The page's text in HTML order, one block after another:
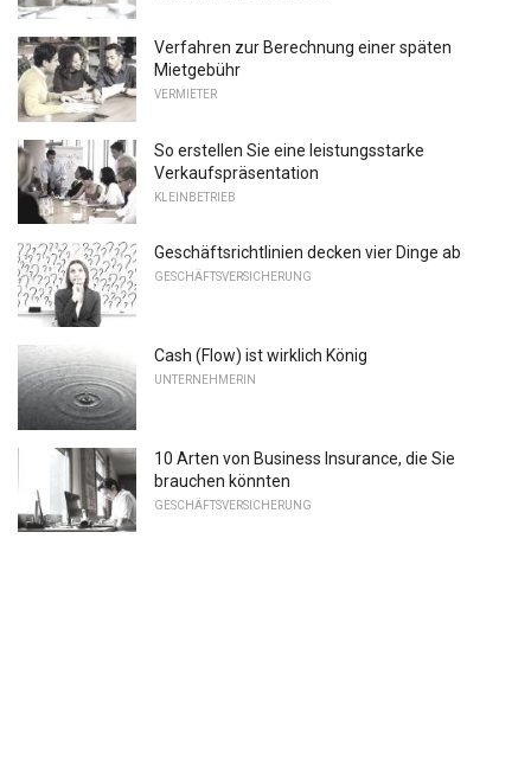
Verfahren zur Berechnung einer späten
Mietgebühr
VERMIETER
So erstellen Sie eine leistungsstarke
Verkaufspräsentation
KLEINBETRIEB
Geschäftsrichtlinien decken vier Dinge ab
GESCHÄFTSVERSICHERUNG
Cash (Flow) ist wirklich König
UNTERNEHMERIN
10 Arten von Business Insurance, die Sie
brauchen könnten
GESCHÄFTSVERSICHERUNG